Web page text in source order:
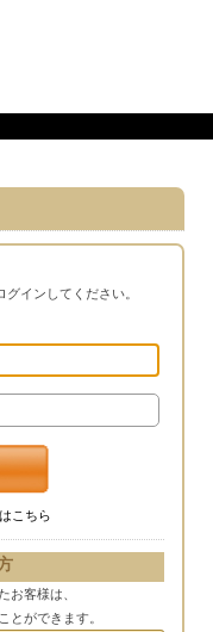
インしてください。
こちら
お客様は、
とができます。